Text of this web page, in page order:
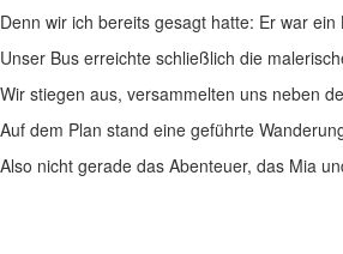
Denn wir ich bereits gesagt hatte: Er war
Unser Bus erreichte schließlich die
Wir stiegen aus, versammelten uns neben
Auf dem Plan stand eine geführte
Also nicht gerade das Abenteuer, das Mia